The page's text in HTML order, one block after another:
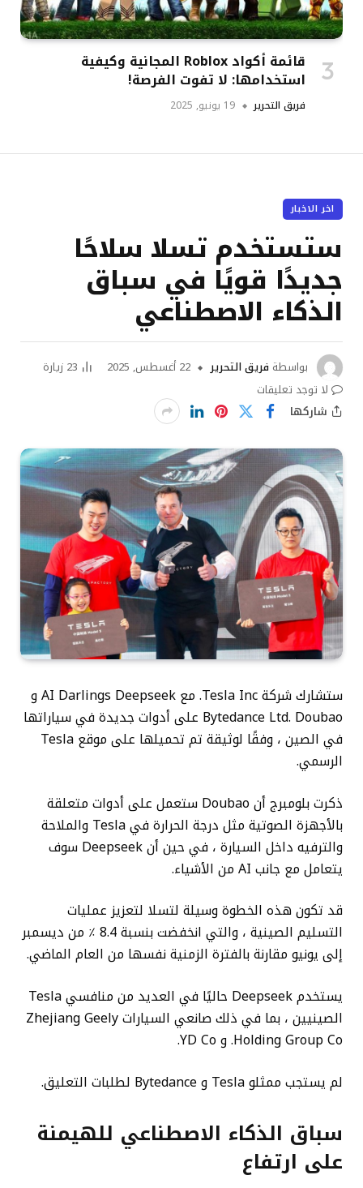
قائمة أكواد Roblox المجانية وكيفية
استخدامها: لا تفوت الفرصة!
فريق التحرير 19 يونيو, 2025
اخر الاخبار
ستستخدم تسلا سلاحًا
جديدًا قويًا في سباق
الذكاء الاصطناعي
بواسطة فريق التحرير 22 أغسطس, 2025 23 زيارة
لا توجد تعليقات
شاركها
ستشارك شركة Tesla Inc. مع AI Darlings Deepseek و
Bytedance Ltd. Doubao على أدوات جديدة في سياراتها
في الصين ، وفقًا لوثيقة تم تحميلها على موقع Tesla
الرسمي.
ذكرت بلومبرج أن Doubao ستعمل على أدوات متعلقة
بالأجهزة الصوتية مثل درجة الحرارة في Tesla والملاحة
والترفيه داخل السيارة ، في حين أن Deepseek سوف
يتعامل مع جانب AI من الأشياء.
قد تكون هذه الخطوة وسيلة لتسلا لتعزيز عمليات
التسليم الصينية ، والتي انخفضت بنسبة 8.4 ٪ من ديسمبر
إلى يونيو مقارنة بالفترة الزمنية نفسها من العام الماضي.
يستخدم Deepseek حاليًا في العديد من منافسي Tesla
الصينيين ، بما في ذلك صانعي السيارات Zhejiang Geely
Holding Group Co. و YD Co.
لم يستجب ممثلو Tesla و Bytedance لطلبات التعليق.
سباق الذكاء الاصطناعي للهيمنة
على ارتفاع